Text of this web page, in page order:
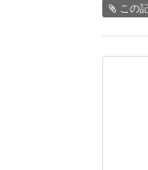
この